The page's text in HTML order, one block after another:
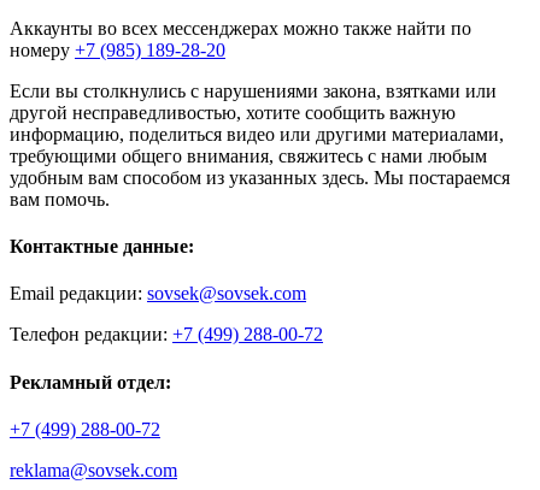
Аккаунты во всех мессенджерах можно также найти по
номеру +7 (985) 189-28-20
Если вы столкнулись с нарушениями закона, взятками или
другой несправедливостью, хотите сообщить важную
информацию, поделиться видео или другими материалами,
требующими общего внимания, свяжитесь с нами любым
удобным вам способом из указанных здесь. Мы постараемся
вам помочь.
Контактные данные:
Email редакции: sovsek@sovsek.com
Телефон редакции: +7 (499) 288-00-72
Рекламный отдел:
+7 (499) 288-00-72
reklama@sovsek.com